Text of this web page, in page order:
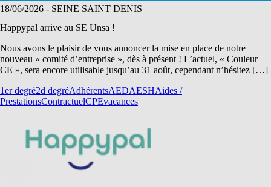
18/06/2026 - SEINE SAINT DENIS
Happypal arrive au SE Unsa !
Nous avons le plaisir de vous annoncer la mise en place de notre
nouveau « comité d’entreprise », dès à présent ! L’actuel, « Couleur
CE », sera encore utilisable jusqu’au 31 août, cependant n’hésitez […]
1er degré2d degréAdhérentsAEDAESHAides /
PrestationsContractuelCPEvacances